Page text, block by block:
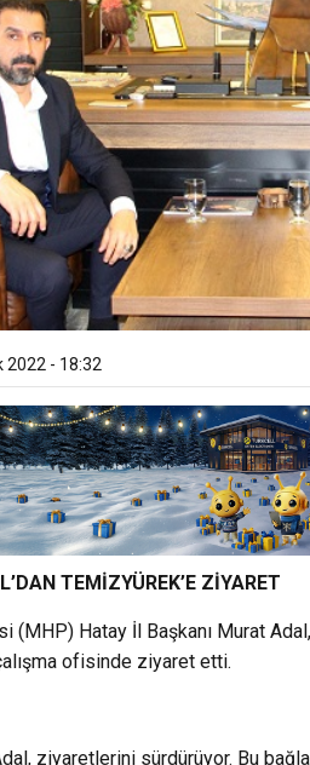
2022 - 18:32
TEMİZYÜREK’E ZİYARET
Hatay İl Başkanı Murat
ofisinde ziyaret etti.
ziyaretlerini sürdürüyor. Bu